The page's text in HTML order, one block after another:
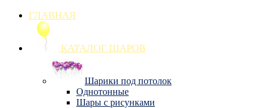
ГЛАВНАЯ
КАТАЛОГ ШАРОВ
Шарики под потолок
Однотонные
Шары с рисунками